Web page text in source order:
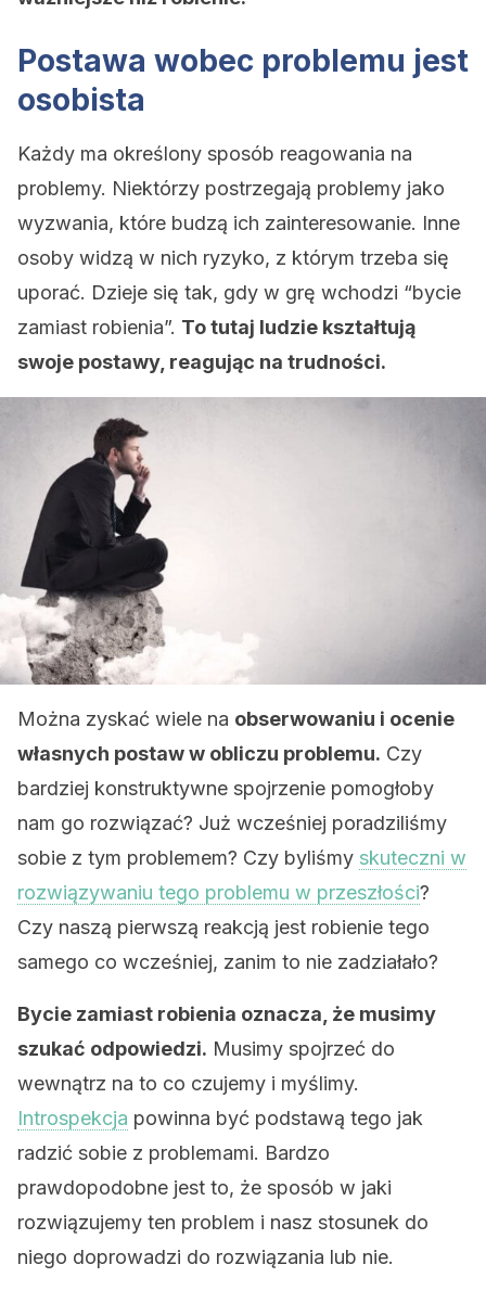
Postawa wobec problemu jest
osobista
Każdy ma określony sposób reagowania na
problemy. Niektórzy postrzegają problemy jako
wyzwania, które budzą ich zainteresowanie. Inne
osoby widzą w nich ryzyko, z którym trzeba się
uporać. Dzieje się tak, gdy w grę wchodzi “bycie
zamiast robienia”. To tutaj ludzie kształtują
swoje postawy, reagując na trudności.
Można zyskać wiele na obserwowaniu i ocenie
własnych postaw w obliczu problemu. Czy
bardziej konstruktywne spojrzenie pomogłoby
nam go rozwiązać? Już wcześniej poradziliśmy
sobie z tym problemem? Czy byliśmy skuteczni w
rozwiązywaniu tego problemu w przeszłości?
Czy naszą pierwszą reakcją jest robienie tego
samego co wcześniej, zanim to nie zadziałało?
Bycie zamiast robienia oznacza, że musimy
szukać odpowiedzi. Musimy spojrzeć do
wewnątrz na to co czujemy i myślimy.
Introspekcja powinna być podstawą tego jak
radzić sobie z problemami. Bardzo
prawdopodobne jest to, że sposób w jaki
rozwiązujemy ten problem i nasz stosunek do
niego doprowadzi do rozwiązania lub nie.